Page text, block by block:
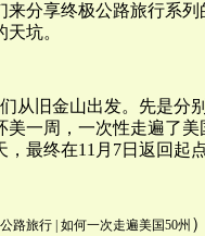
来分享终极公路旅行系
坑。
从旧金山出发。先是分
美一周，一次性走遍了
最终在11月7日返回起点
路旅行 | 如何一次走遍美国50州